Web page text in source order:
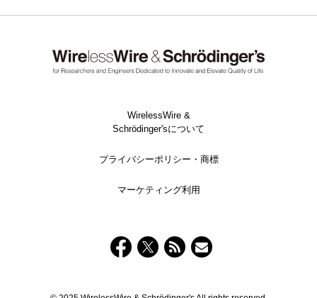
WirelessWire &
Schrödinger'sについて
プライバシーポリシー・商標
マーケティング利用